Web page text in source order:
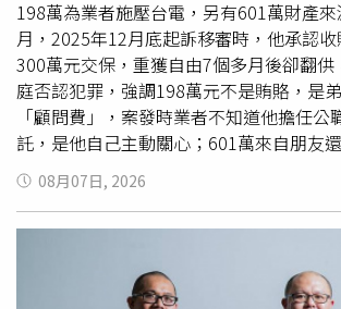
選而遷徙戶籍之「幽靈人口」，涉犯刑法
免法之虛遷戶籍罪，最高可處5年有期徒
境外敵對勢力指示、委託或資助，招待選
遊，不論招攬者或接受招待者，將受到重
資者，依《反滲透法》更將加重刑責，最
刑。第三，以選舉結果為標的之「選舉賭
最高可處6個月有期徒刑，開設賭盤營利
徒刑，並得併科新臺幣50萬元以下罰金。
管道，如果民眾有妨害選舉情資，除了透
之外，信函內更附有檢舉賄選 QR Code，
碼檢舉，並呼籲民眾踴躍提出檢舉，最高
198萬為業者施壓台電，另有601萬財產
月，2025年12月底起訴移審時，他承認
300萬元交保，重獲自由7個多月後卻翻
庭否認犯罪，強調198萬元不是賄賂，是
「顧問費」，案發時業者不知道他擔任公
託，是他自己主動關心；601萬來自朋友
每年春節回台南，他父親都會給20到30
為前總統蔡英文辯護能源政策，有「小英
檢起訴他任職綠能中心期間，為了加速東
萬元，特權關說台電本件申請案不須排隊
出鄭亦麟在2022年到2024年期間有601萬
08月07日, 2026